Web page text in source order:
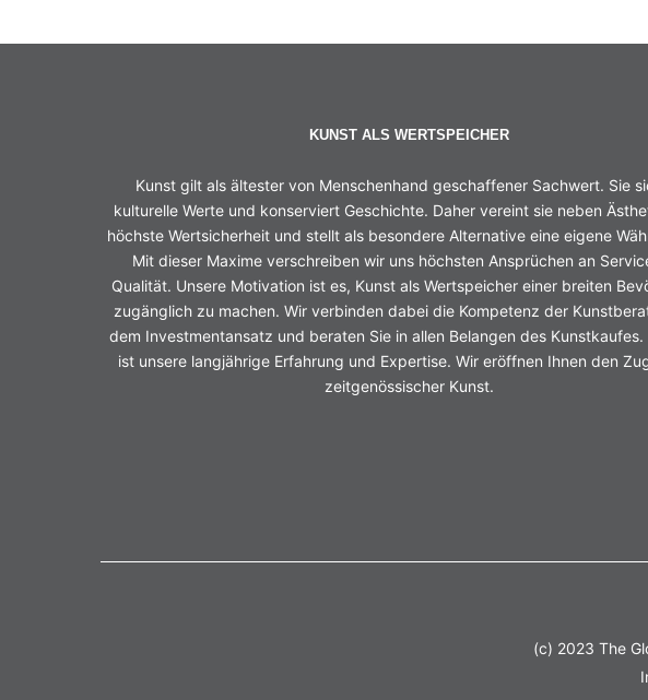
KUNST ALS WERTSPEICHER
Kunst gilt als ältester von Menschenhand geschaffener Sachwert. Sie
kulturelle Werte und konserviert Geschichte. Daher vereint sie neben
höchste Wertsicherheit und stellt als besondere Alternative eine eigene
Mit dieser Maxime verschreiben wir uns höchsten Ansprüchen an
Qualität. Unsere Motivation ist es, Kunst als Wertspeicher einer breiten
zugänglich zu machen. Wir verbinden dabei die Kompetenz der
dem Investmentansatz und beraten Sie in allen Belangen des Kunstkaufes.
ist unsere langjährige Erfahrung und Expertise. Wir eröffnen Ihnen den
zeitgenössischer Kunst.
(c) 2023 The